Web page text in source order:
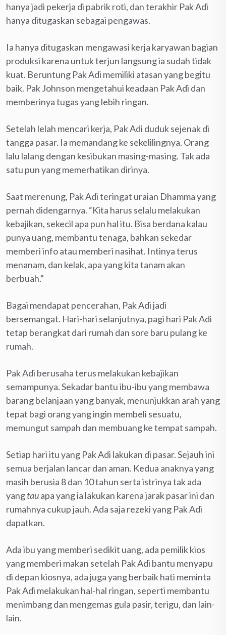
hanya jadi pekerja di pabrik roti, dan terakhir Pak Adi
hanya ditugaskan sebagai pengawas.
Ia hanya ditugaskan mengawasi kerja karyawan bagian
produksi karena untuk terjun langsung ia sudah tidak
kuat. Beruntung Pak Adi memiliki atasan yang begitu
baik. Pak Johnson mengetahui keadaan Pak Adi dan
memberinya tugas yang lebih ringan.
Setelah lelah mencari kerja, Pak Adi duduk sejenak di
tangga pasar. Ia memandang ke sekelilingnya. Orang
lalu lalang dengan kesibukan masing-masing. Tak ada
satu pun yang memerhatikan dirinya.
Saat merenung, Pak Adi teringat uraian Dhamma yang
pernah didengarnya. “Kita harus selalu melakukan
kebajikan, sekecil apa pun hal itu. Bisa berdana kalau
punya uang, membantu tenaga, bahkan sekedar
memberi info atau memberi nasihat. Intinya terus
menanam, dan kelak, apa yang kita tanam akan
berbuah.”
Bagai mendapat pencerahan, Pak Adi jadi
bersemangat. Hari-hari selanjutnya, pagi hari Pak Adi
tetap berangkat dari rumah dan sore baru pulang ke
rumah.
Pak Adi berusaha terus melakukan kebajikan
semampunya. Sekadar bantu ibu-ibu yang membawa
barang belanjaan yang banyak, menunjukkan arah yang
tepat bagi orang yang ingin membeli sesuatu,
memungut sampah dan membuang ke tempat sampah.
Setiap hari itu yang Pak Adi lakukan di pasar. Sejauh ini
semua berjalan lancar dan aman. Kedua anaknya yang
masih berusia 8 dan 10 tahun serta istrinya tak ada
yangtauapa yang ia lakukan karena jarak pasar ini dan
rumahnya cukup jauh. Ada saja rezeki yang Pak Adi
dapatkan.
Ada ibu yang memberi sedikit uang, ada pemilik kios
yang memberi makan setelah Pak Adi bantu menyapu
di depan kiosnya, ada juga yang berbaik hati meminta
Pak Adi melakukan hal-hal ringan, seperti membantu
menimbang dan mengemas gula pasir, terigu, dan lain-
lain.